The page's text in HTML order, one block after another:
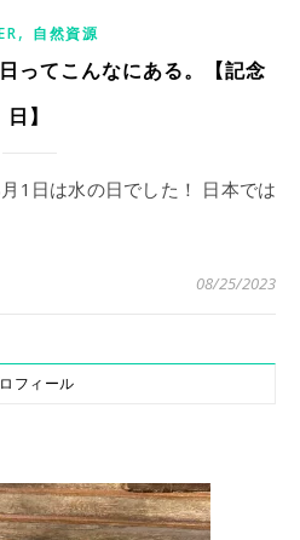
, 自然資源
ってこんなにある。【記念
日】
08/25/2023
フィール